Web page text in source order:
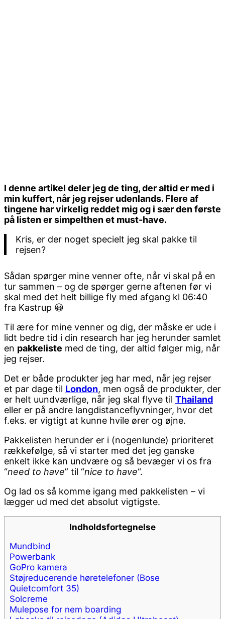
I denne artikel deler jeg de ting, der altid er med i
min kuffert, når jeg rejser udenlands. Flere af
tingene har virkelig reddet mig og i sær den første
på listen er simpelthen et must-have.
Kris, er der noget specielt jeg skal pakke til
rejsen?
Sådan spørger mine venner ofte, når vi skal på en
tur sammen – og de spørger gerne aftenen før vi
skal med det helt billige fly med afgang kl 06:40
fra Kastrup 😀
Til ære for mine venner og dig, der måske er ude i
lidt bedre tid i din research har jeg herunder samlet
en pakkeliste med de ting, der altid følger mig, når
jeg rejser.
Det er både produkter jeg har med, når jeg rejser
et par dage til London, men også de produkter, der
er helt uundværlige, når jeg skal flyve til Thailand
eller er på andre langdistanceflyvninger, hvor det
f.eks. er vigtigt at kunne hvile ører og øjne.
Pakkelisten herunder er i (nogenlunde) prioriteret
rækkefølge, så vi starter med det jeg ganske
enkelt ikke kan undvære og så bevæger vi os fra
“need to have” til “nice to have“.
Og lad os så komme igang med pakkelisten – vi
lægger ud med det absolut vigtigste.
Indholdsfortegnelse
Mundbind
Powerbank
GoPro kamera
Støjreducerende høretelefoner (Bose
Quietcomfort 35)
Solcreme
Mulepose for nem boarding